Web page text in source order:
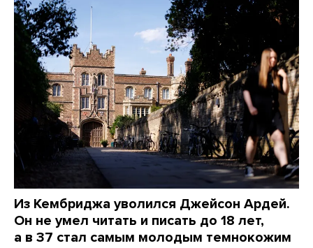
Из Кембриджа уволился Джейсон Ардей.
Он не умел читать и писать до 18 лет,
а в 37 стал самым молодым темнокожим